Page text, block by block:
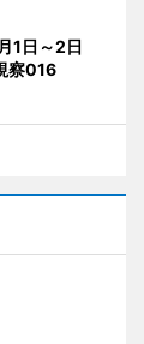
1日～2日
察016